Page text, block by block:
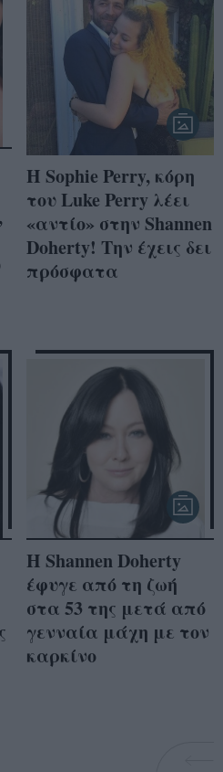
H Sophie Perry, κόρη
του Luke Perry λέει
«αντίο» στην Shannen
Doherty! Την έχεις δει
πρόσφατα
Η Shannen Doherty
έφυγε από τη ζωή
στα 53 της μετά από
γενναία μάχη με τον
καρκίνο